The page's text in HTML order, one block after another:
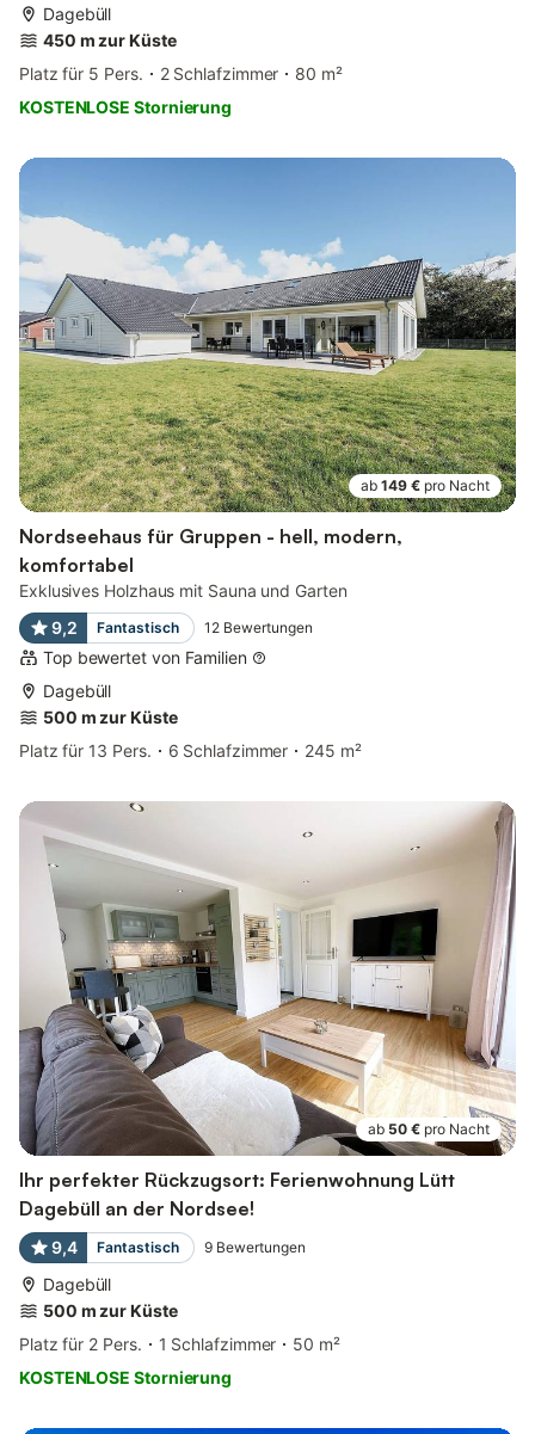
Dagebüll
450 m zur Küste
Platz für 5 Pers.
2 Schlafzimmer
80 m²
KOSTENLOSE Stornierung
ab 149 € pro Nacht
Nordseehaus für Gruppen - hell, modern,
komfortabel
Exklusives Holzhaus mit Sauna und Garten
9,2
Fantastisch 12 Bewertungen
Top bewertet von Familien
Dagebüll
500 m zur Küste
Platz für 13 Pers.
6 Schlafzimmer 245 m²
ab 50 € pro Nacht
Ihr perfekter Rückzugsort: Ferienwohnung Lütt
Dagebüll an der Nordsee!
9,4 Fantastisch 9 Bewertungen
Dagebüll
500 m zur Küste
Platz für 2 Pers.
1 Schlafzimmer
50 m²
KOSTENLOSE Stornierung